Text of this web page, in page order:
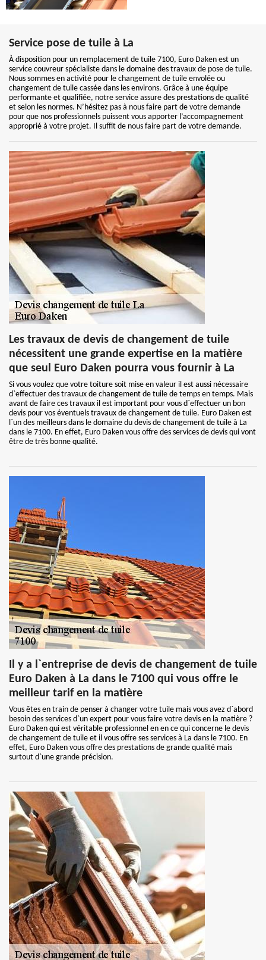
Service pose de tuile à La
À disposition pour un remplacement de tuile 7100, Euro Daken est un
service couvreur spécialiste dans le domaine des travaux de pose de tuile.
Nous sommes en activité pour le changement de tuile envolée ou
changement de tuile cassée dans les environs. Grâce à une équipe
performante et qualifiée, notre service assure des prestations de qualité
et selon les normes. N’hésitez pas à nous faire part de votre demande
pour que nos professionnels puissent vous apporter l’accompagnement
approprié à votre projet. Il suffit de nous faire part de votre demande.
Les travaux de devis de changement de tuile
nécessitent une grande expertise en la matière
que seul Euro Daken pourra vous fournir à La
Si vous voulez que votre toiture soit mise en valeur il est aussi nécessaire
d`effectuer des travaux de changement de tuile de temps en temps. Mais
avant de faire ces travaux il est important pour vous d`effectuer un bon
devis pour vos éventuels travaux de changement de tuile. Euro Daken est
l`un des meilleurs dans le domaine du devis de changement de tuile à La
dans le 7100. En effet, Euro Daken vous offre des services de devis qui vont
être de très bonne qualité.
Il y a l`entreprise de devis de changement de tuile
Euro Daken à La dans le 7100 qui vous offre le
meilleur tarif en la matière
Vous êtes en train de penser à changer votre tuile mais vous avez d`abord
besoin des services d`un expert pour vous faire votre devis en la matière ?
Euro Daken qui est véritable professionnel en en ce qui concerne le devis
de changement de tuile et il vous offre ses services à La dans le 7100. En
effet, Euro Daken vous offre des prestations de grande qualité mais
surtout d`une grande précision.